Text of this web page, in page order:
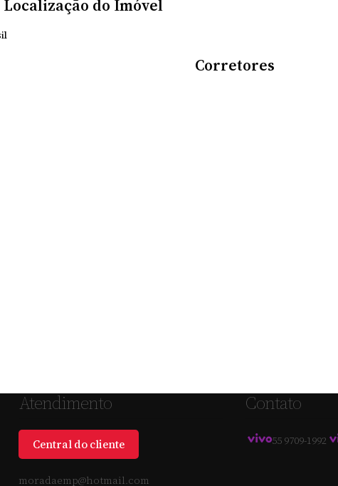
Localização do Imóvel
Corretores
Atendimento
Central do cliente
moradaemp@hotmail.com
Contato
55 9709-1992